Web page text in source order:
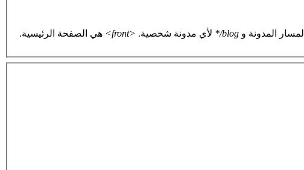
لمسار المدونة و blog/* لأي مدونة شخصية. <front>
هي الصفحة الرئيسية.